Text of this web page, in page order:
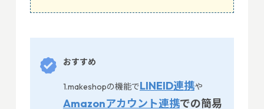
おすすめ
1.makeshopの機能でLINEID連携や
Amazonアカウント連携での簡易